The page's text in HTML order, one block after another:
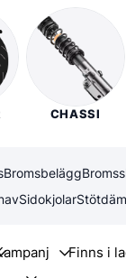
CHASSI
Bromsbelägg
Sidokjolar